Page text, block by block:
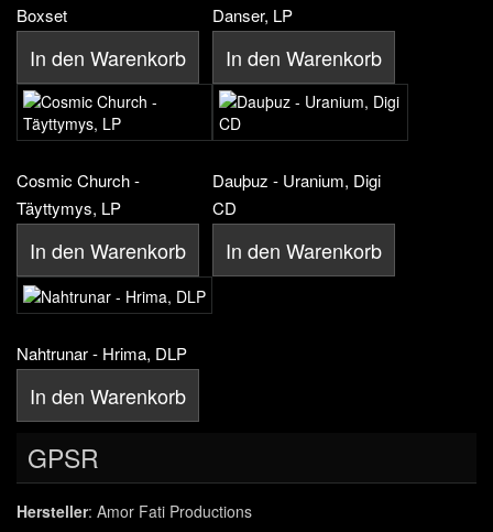
Boxset
In den Warenkorb
Danser, LP
In den Warenkorb
Cosmic Church -
Täyttymys, LP
In den Warenkorb
Dauþuz - Uranium, Digi
CD
In den Warenkorb
Nahtrunar - Hrima, DLP
In den Warenkorb
GPSR
Hersteller: Amor Fati Productions